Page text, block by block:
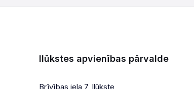
Ilūkstes apvienības pārvalde
Brīvības iela 7, Ilūkste,